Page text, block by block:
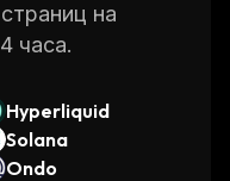
на
часа.
Hyperliquid
Solana
Ondo